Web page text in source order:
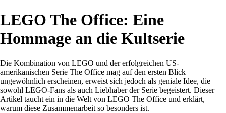
LEGO The Office: Eine
Hommage an die Kultserie
Die Kombination von LEGO und der erfolgreichen US-
amerikanischen Serie The Office mag auf den ersten Blick
ungewöhnlich erscheinen, erweist sich jedoch als geniale Idee, die
sowohl LEGO-Fans als auch Liebhaber der Serie begeistert. Dieser
Artikel taucht ein in die Welt von LEGO The Office und erklärt,
warum diese Zusammenarbeit so besonders ist.